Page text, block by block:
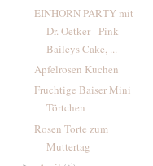
EINHORN PARTY mit
Dr. Oetker - Pink
Baileys Cake, ...
Apfelrosen Kuchen
Fruchtige Baiser Mini
Törtchen
Rosen Torte zum
Muttertag